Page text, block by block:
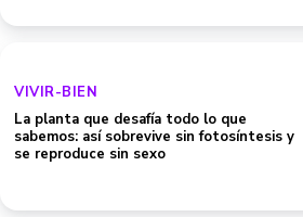
VIVIR-BIEN
La planta que desafía todo lo que
sabemos: así sobrevive sin fotosíntesis y
se reproduce sin sexo